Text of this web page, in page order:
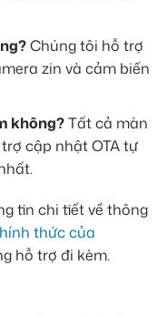
Chúng tôi hỗ trợ
zin và cảm biến
không?Tất cả màn
cập nhật OTA tự
tin chi tiết về thông
thức của
hỗ trợ đi kèm.